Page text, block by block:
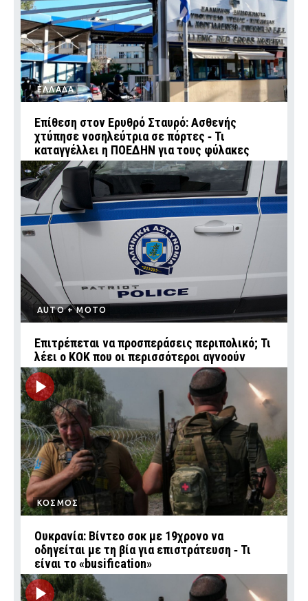
ΕΛΛΑΔΑ
Επίθεση στον Ερυθρό Σταυρό: Ασθενής
χτύπησε νοσηλεύτρια σε πόρτες ‑ Τι
καταγγέλλει η ΠΟΕΔΗΝ για τους φύλακες
AUTO + MOTO
Επιτρέπεται να προσπεράσεις περιπολικό; Τι
λέει ο ΚΟΚ που οι περισσότεροι αγνοούν
ΚΟΣΜΟΣ
Ουκρανία: Βίντεο σοκ με 19χρονο να
οδηγείται με τη βία για επιστράτευση ‑ Τι
είναι το «busification»